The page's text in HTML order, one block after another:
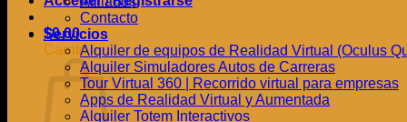
$0.00
Carrito
Contacto
Servicios
Alquiler de equipos de Realidad Virtual (Oculus
Alquiler Simuladores Autos de Carreras
Tour Virtual 360 | Recorrido virtual para empresas
Apps de Realidad Virtual y Aumentada
Alquiler Totem Interactivos